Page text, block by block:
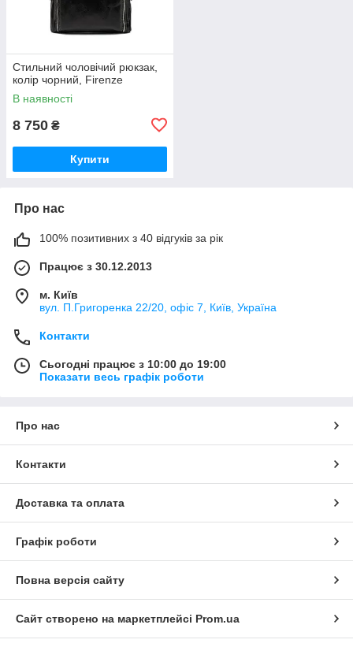
Стильний чоловічий рюкзак,
колір чорний, Firenze
В наявності
8 750 ₴
Купити
Про нас
100% позитивних з 40 відгуків за рік
Працює з 30.12.2013
м. Київ
вул. П.Григоренка 22/20, офіс 7, Київ, Україна
Контакти
Сьогодні працює з 10:00 до 19:00
Показати весь графік роботи
Про нас
Контакти
Доставка та оплата
Графік роботи
Повна версія сайту
Сайт створено на маркетплейсі Prom.ua